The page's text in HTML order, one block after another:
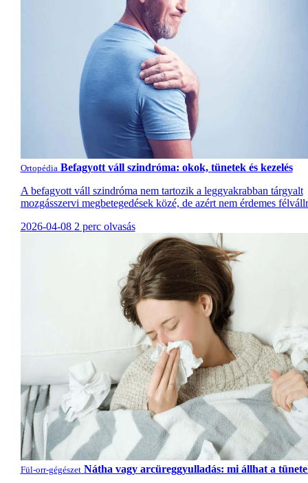
Ortopédia Befagyott váll szindróma: okok, tünetek és kezelés
A befagyott váll szindróma nem tartozik a leggyakrabban tárgyalt
mozgásszervi megbetegedések közé, de azért nem érdemes
2026-04-08 2 perc olvasás
Fül-orr-gégészet Nátha vagy arcüreggyulladás: mi állhat a